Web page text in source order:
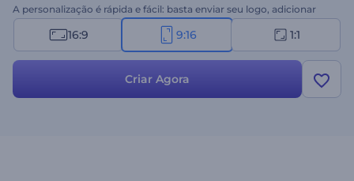
A personalização é rápida e fácil: basta enviar seu logo, adicionar
seu slogan e completar o vídeo com uma trilha sonora rítmica. Crie
agora e eleve sua marca com uma revelação de logo inesquecível!
16:9 9:16 1:1
Criar Agora